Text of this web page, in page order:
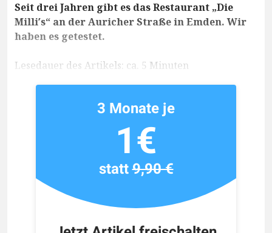
Seit drei Jahren gibt es das Restaurant „Die
Milli′s“ an der Auricher Straße in Emden. Wir
haben es getestet.
Lesedauer des Artikels: ca. 5 Minuten
3 Monate je
1€
statt9,90 €